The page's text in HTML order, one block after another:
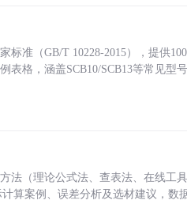
准（GB/T 10228-2015），提供
格，涵盖SCB10/SCB13等常见型
法（理论公式法、查表法、在线工
算案例、误差分析及选材建议，数